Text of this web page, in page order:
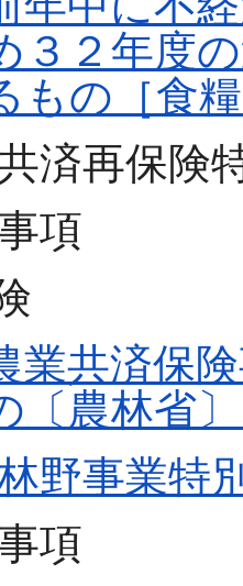
３２年度
もの［食
共済再保険
項
業共済保
〔農林省
林野事業特
項